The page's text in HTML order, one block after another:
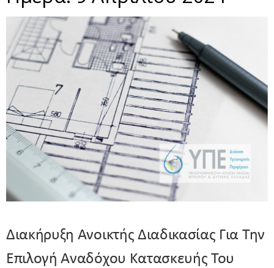
Διακήρυξη Ανοικτής Διαδικασίας Για Την
Επιλογή Αναδόχου Κατασκευής Του